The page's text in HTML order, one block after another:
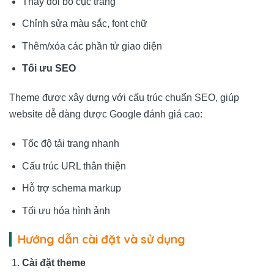
Chỉnh sửa màu sắc, font chữ
Thêm/xóa các phần tử giao diện
Tối ưu SEO
Theme được xây dựng với cấu trúc chuẩn SEO, giúp
website dễ dàng được Google đánh giá cao:
Tốc độ tải trang nhanh
Cấu trúc URL thân thiện
Hỗ trợ schema markup
Tối ưu hóa hình ảnh
Hướng dẫn cài đặt và sử dụng
Cài đặt theme